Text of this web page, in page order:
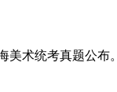
美术统考真题公布。